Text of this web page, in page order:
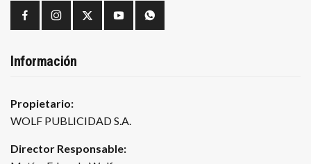
Información
Propietario:
WOLF PUBLICIDAD S.A.
Director Responsable: